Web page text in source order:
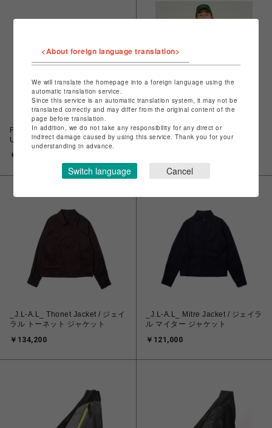
Fresh Service CORPORATE
UNIFORM S/S SHIRT / フレッシ
ュサービス コーポレート ユニフ
ォーム S/S シャツ
￥14,300
Fresh Service CORPORATE
UNIFORM S/S SHIRT / フレッシ
_J.L-A.L_ Thonet Jacket / ジェイ
ラル トーネット ジャケット
￥134,200
_J.L-A.L_ Mitre Jacket / ジェイラ
ル マイター ジャケット
￥121,000
<About foreign language translation>
We will translate the homepage into a foreign language using the
automatic translation service.
Since this service is an automatic translation system, it may not be
translated correctly and may differ from the original content of the
page before translation.
In addition, we do not take any responsibility for any direct or
indirect damage caused by using this service. Thank you for your
understanding in advance.
Switch language Cancel